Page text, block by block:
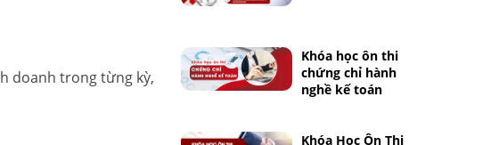
doanh trong từng kỳ,
Khóa học ôn thi
chứng chỉ hành
nghề kế toán
Khóa Học Ôn Thi